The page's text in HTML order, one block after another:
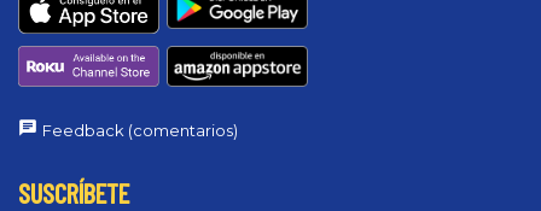
Feedback (comentarios)
SUSCRÍBETE